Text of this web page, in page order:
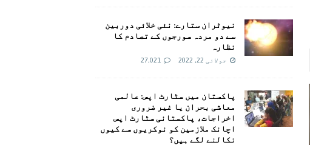
نیوٹران ستارے: نئی خلائی دوربین
سے دو مردہ سورجوں کے تصادم کا
نظارہ
جولائی 22, 2022 27,021
پاکستان میں سٹارٹ اپس: عالمی
معاشی بحران یا غیر ضروری
اخراجات، پاکستانی سٹارٹ اپس
اچانک ملازمین کو نوکریوں سے کیوں
نکالنے لگے ہیں؟